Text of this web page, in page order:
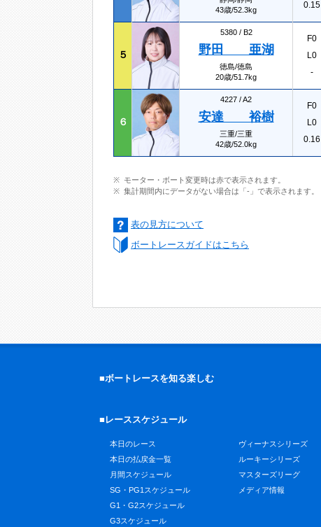
43歳/52.3kg
0.15
５
5380 / B2
野田 亜湖
徳島/徳島
20歳/51.7kg
F0
L0
-
６
4227 /A2
安達 裕樹
三重/三重
42歳/52.0kg
F0
L0
0.16
モーター・ボート変更時は赤で表示されます。
集計期間内にデータがない場合は「-」で表示されます。
表の見方について
ボートレースガイドはこちら
■ボートレースを知る楽しむ
■レーススケジュール
本日のレース
本日の払戻金一覧
月間スケジュール
SG・PG1スケジュール
G1・G2スケジュール
G3スケジュール
ヴィーナスシリーズ
ルーキーシリーズ
マスターズリーグ
メディア情報